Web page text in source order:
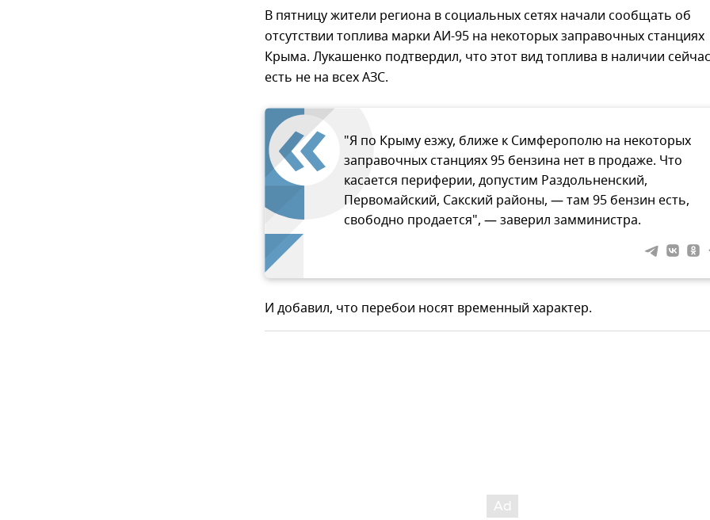
В пятницу жители региона в социальных сетях начали сообщать об
отсутствии топлива марки АИ-95 на некоторых заправочных станциях
Крыма. Лукашенко подтвердил, что этот вид топлива в наличии сейчас
есть не на всех АЗС.
"Я по Крыму езжу, ближе к Симферополю на некоторых
заправочных станциях 95 бензина нет в продаже. Что
касается периферии, допустим Раздольненский,
Первомайский, Сакский районы, — там 95 бензин есть,
свободно продается", — заверил замминистра.
И добавил, что перебои носят временный характер.